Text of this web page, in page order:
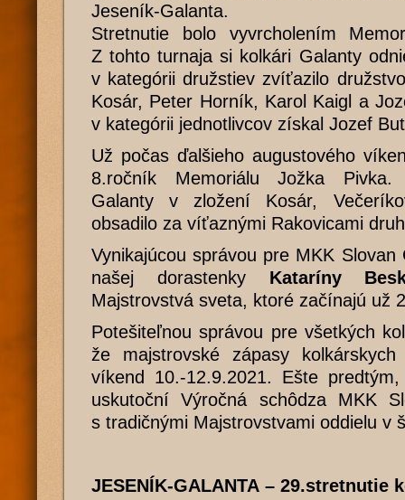
Jeseník-Galanta.
Stretnutie bolo vyvrcholením
Z tohto turnaja si kolkári Galanty
v kategórii družstiev zvíťazilo
Kosár, Peter Horník, Karol Kaigl a
v kategórii jednotlivcov získal Jozef
Už počas ďalšieho augustového
8.ročník Memoriálu Jožka Pivka.
Galanty v zložení Kosár,
obsadilo za víťaznými Rakovicami
Vynikajúcou správou pre MKK Slovan
našej dorastenky Kataríny
Majstrovstvá sveta, ktoré začínajú už
Potešiteľnou správou pre všetkých
že majstrovské zápasy
víkend 10.-12.9.2021. Ešte
uskutoční Výročná schôdza MKK
s tradičnými Majstrovstvami oddielu v
JESENÍK-GALANTA – 29.stretnutie